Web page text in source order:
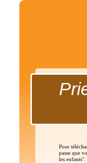
Pour
passe que
les enfants".